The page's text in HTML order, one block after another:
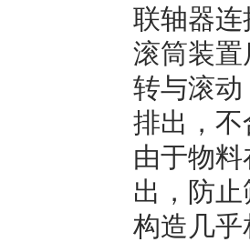
联轴器
滚筒装
转与滚
排出，
由于物
出，防
构造几